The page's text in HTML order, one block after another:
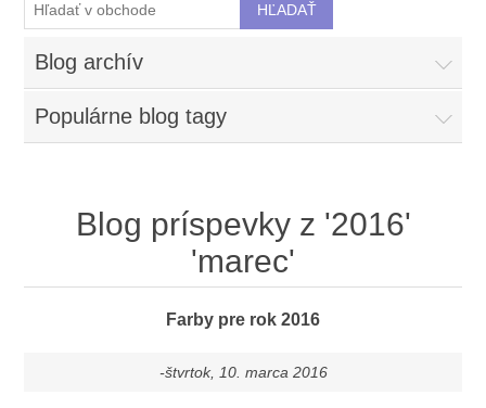
Blog archív
Populárne blog tagy
Blog príspevky z '2016'
'marec'
Farby pre rok 2016
-štvrtok, 10. marca 2016